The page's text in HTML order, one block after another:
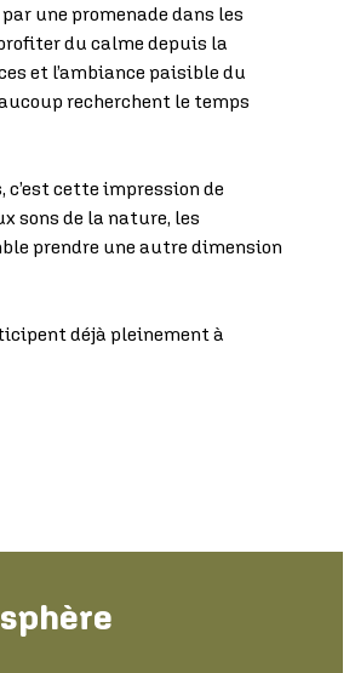
une promenade dans les
du calme depuis la
et l’ambiance paisible du
recherchent le temps
cette impression de
sons de la nature, les
prendre une autre dimension
déjà pleinement à